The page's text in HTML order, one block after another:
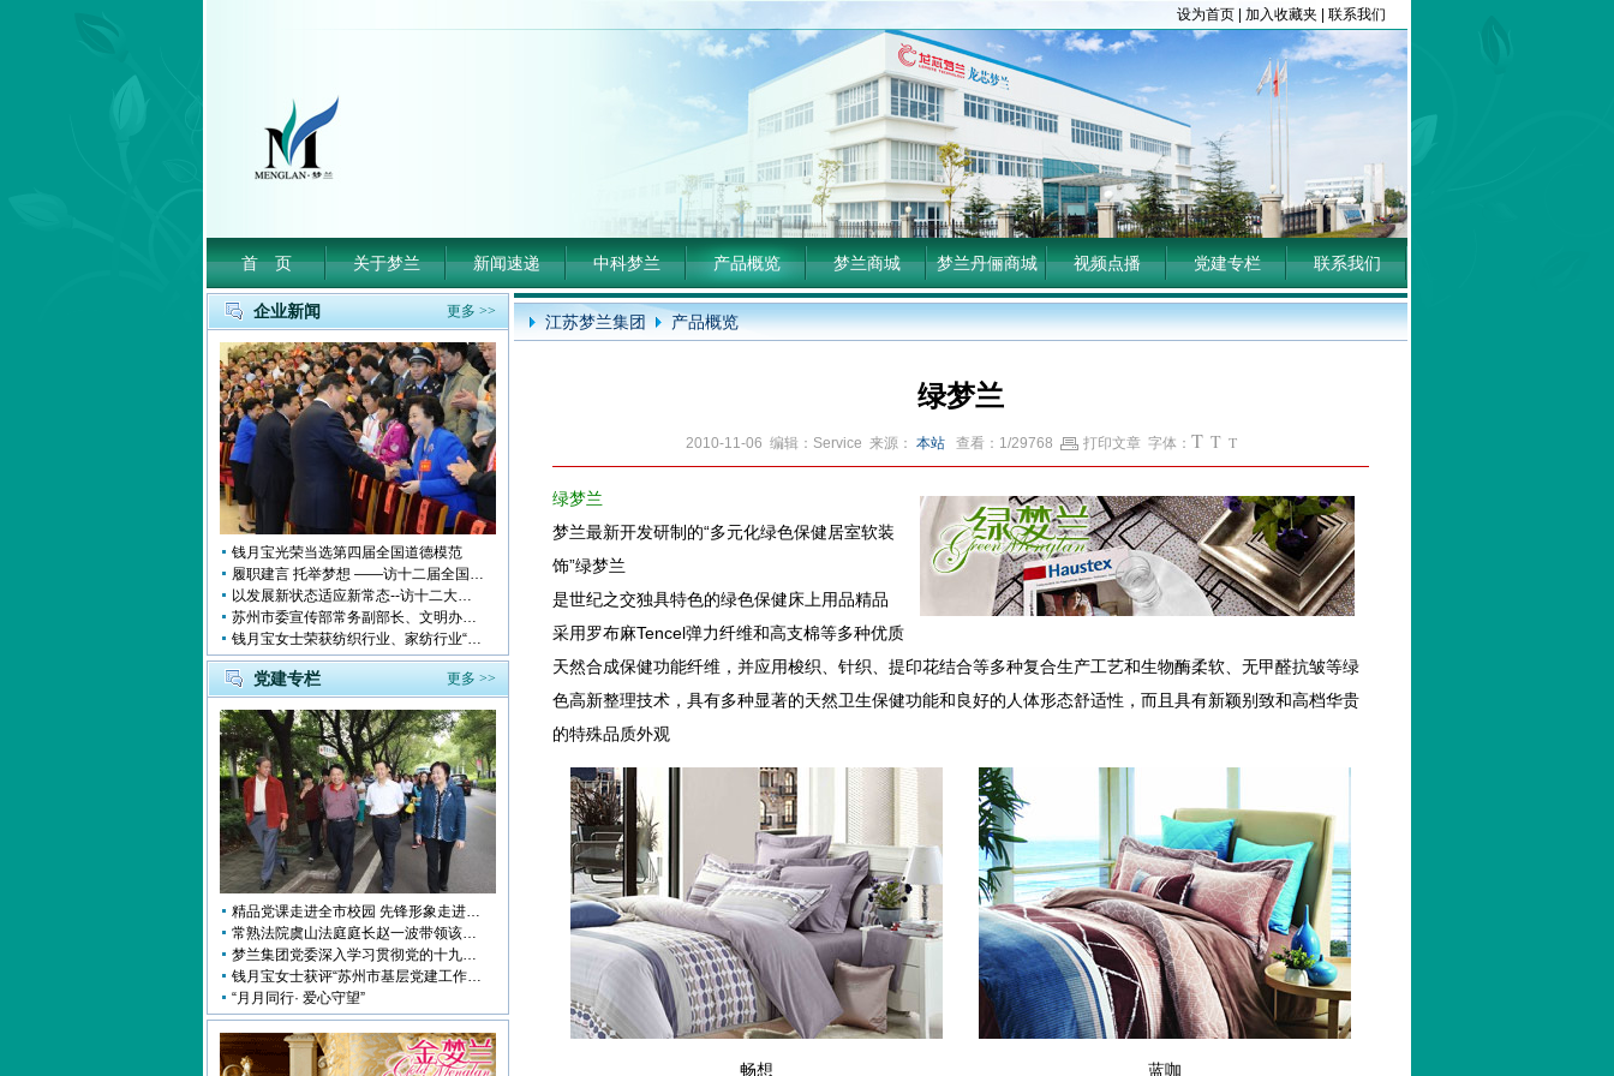
设为首页 加入收藏夹 联系我们
首 页 关于梦兰 新闻速递 中科梦兰 产品概览 梦兰商城 梦兰丹俪商城 视频点播 党建专栏 联系我们
更多 >>
企业新闻
钱月宝光荣当选第四届全国道德模范
履职建言 托举梦想 ——访十二届全国人大代表钱月宝
以发展新状态适应新常态--访十二大全国人大代表 钱月宝
苏州市委宣传部常务副部长、文明办主任缪学为慰问钱月宝董事长
钱月宝女士荣获纺织行业、家纺行业“改革开放四十年突出贡献人物”
更多 >>
党建专栏
精品党课走进全市校园 先锋形象走进孩子心中
常熟法院虞山法庭庭长赵一波带领该庭党员10多人前来梦兰参观学习
梦兰集团党委深入学习贯彻党的十九大会议精神
钱月宝女士获评“苏州市基层党建工作突出奉献者”
“月月同行· 爱心守望”
江苏梦兰集团 产品概览
绿梦兰
2010-11-06 编辑：Service 来源： 本站 查看：1/29768 打印文章字体： T T T
绿梦兰
梦兰最新开发研制的“多元化绿色保健居室软装
饰”绿梦兰
是世纪之交独具特色的绿色保健床上用品精品
采用罗布麻Tencel弹力纤维和高支棉等多种优质
天然合成保健功能纤维，并应用梭织、针织、提印花结合等多种复合生产工艺和生物酶柔软、无甲醛抗皱等绿
色高新整理技术，具有多种显著的天然卫生保健功能和良好的人体形态舒适性，而且具有新颖别致和高档华贵
的特殊品质外观
畅想 蓝咖